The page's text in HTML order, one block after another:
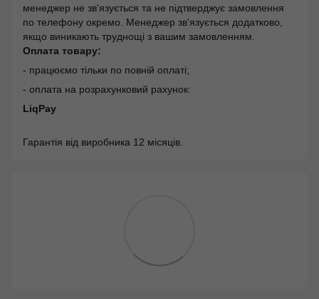
менеджер не зв'язується та не підтверджує замовлення
по телефону окремо. Менеджер зв'язується додатково,
якщо виникають труднощі з вашим замовленням.
Оплата товару:
- працюємо тільки по повній оплаті;
- оплата на розрахунковий рахунок:
LiqPay
Гарантія від виробника 12 місяців.